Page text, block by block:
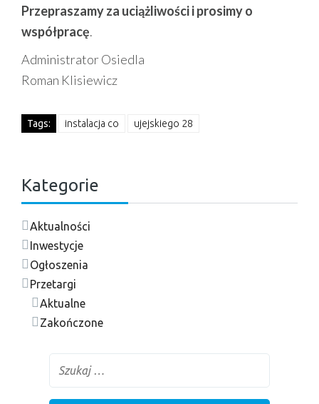
Przepraszamy za uciążliwości i prosimy o
współpracę.
Administrator Osiedla
Roman Klisiewicz
Tags: instalacja co ujejskiego 28
Kategorie
Aktualności
Inwestycje
Ogłoszenia
Przetargi
Aktualne
Zakończone